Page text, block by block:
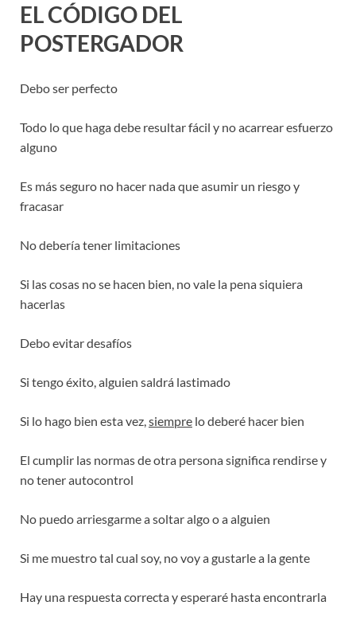
EL CÓDIGO DEL
POSTERGADOR
Debo ser perfecto
Todo lo que haga debe resultar fácil y no acarrear esfuerzo
alguno
Es más seguro no hacer nada que asumir un riesgo y
fracasar
No debería tener limitaciones
Si las cosas no se hacen bien, no vale la pena siquiera
hacerlas
Debo evitar desafíos
Si tengo éxito, alguien saldrá lastimado
Si lo hago bien esta vez, siempre lo deberé hacer bien
El cumplir las normas de otra persona significa rendirse y
no tener autocontrol
No puedo arriesgarme a soltar algo o a alguien
Si me muestro tal cual soy, no voy a gustarle a la gente
Hay una respuesta correcta y esperaré hasta encontrarla